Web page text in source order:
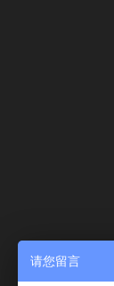
请您留言